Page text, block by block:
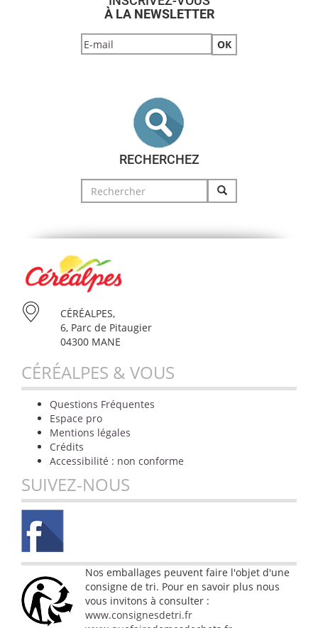
À LA NEWSLETTER
RECHERCHEZ
Search
for:
CÉRÉALPES,
6, Parc de Pitaugier
04300 MANE
CÉRÉALPES & VOUS
Questions Fréquentes
Espace pro
Mentions légales
Crédits
Accessibilité : non conforme
SUIVEZ-NOUS
Nos emballages peuvent faire l'objet d'une
consigne de tri. Pour en savoir plus nous
vous invitons à consulter :
www.consignesdetri.fr